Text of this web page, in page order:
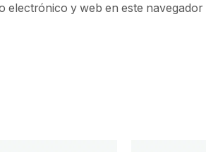
electrónico y web en este navegador